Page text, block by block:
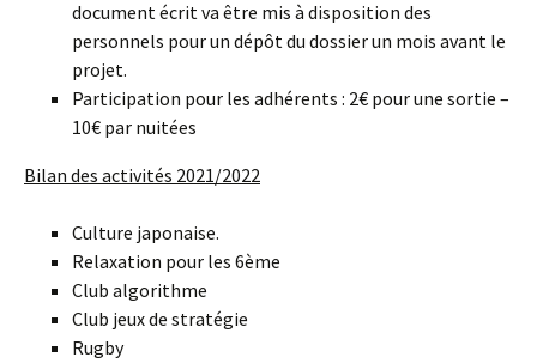
document écrit va être mis à disposition des
personnels pour un dépôt du dossier un mois avant le
projet.
Participation pour les adhérents : 2€ pour une sortie –
10€ par nuitées
Bilan des activités 2021/2022
Culture japonaise.
Relaxation pour les 6ème
Club algorithme
Club jeux de stratégie
Rugby